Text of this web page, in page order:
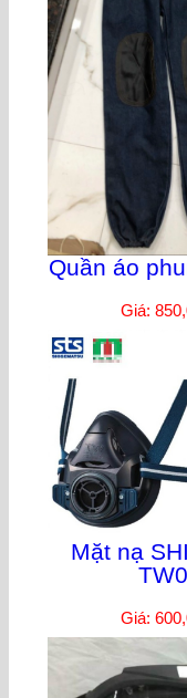
Quần áo
Giá:
Mặt nạ
Giá: